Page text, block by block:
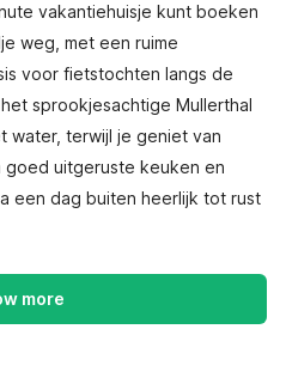
vakantiehuisje kunt boeken
weg, met een ruime
voor fietstochten langs de
sprookjesachtige Mullerthal
water, terwijl je geniet van
uitgeruste keuken en
een dag buiten heerlijk tot rust
more